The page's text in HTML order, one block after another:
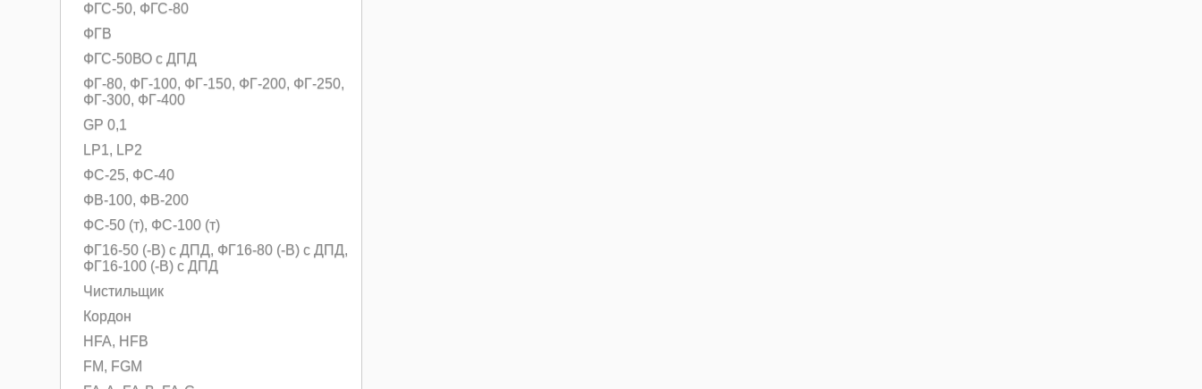
ФГС-50, ФГС-80
ФГВ
ФГС-50ВО с ДПД
ФГ-80, ФГ-100, ФГ-150, ФГ-200, ФГ-250,
ФГ-300, ФГ-400
GP 0,1
LP1, LP2
ФС-25, ФС-40
ФВ-100, ФВ-200
ФС-50 (т), ФС-100 (т)
ФГ16-50 (-В) с ДПД, ФГ16-80 (-В) с ДПД,
ФГ16-100 (-В) с ДПД
Чистильщик
Кордон
HFA, HFB
FM, FGM